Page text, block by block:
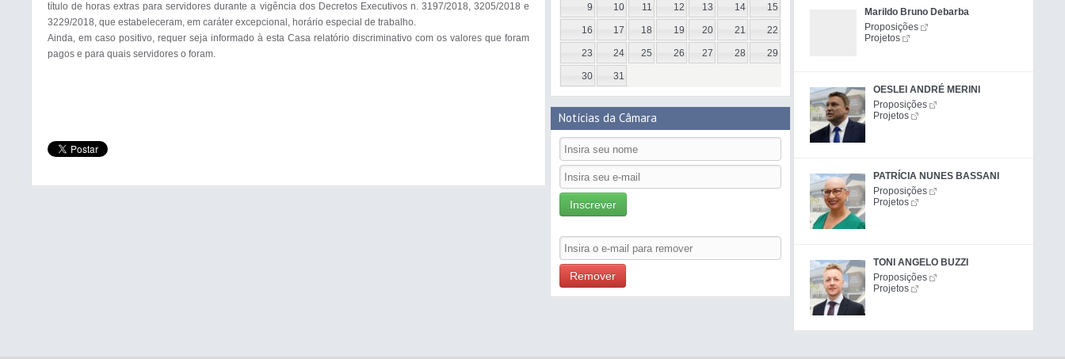
título de horas extras para servidores durante a vigência dos Decretos Executivos n. 3197/2018, 3205/2018 e
3229/2018, que estabeleceram, em caráter excepcional, horário especial de trabalho.
Ainda, em caso positivo, requer seja informado à esta Casa relatório discriminativo com os valores que foram
pagos e para quais servidores o foram.
Marildo Bruno Debarba
Proposições
Projetos
OESLEI ANDRÉ MERINI
Proposições
Projetos
PATRÍCIA NUNES BASSANI
Proposições
Projetos
TONI ANGELO BUZZI
Proposições
Projetos
9 10 11 12 13 14 15
16 17 18 19 20 21 22
23 24 25 26 27 28 29
30 31
Notícias da Câmara
Inscrever
Remover